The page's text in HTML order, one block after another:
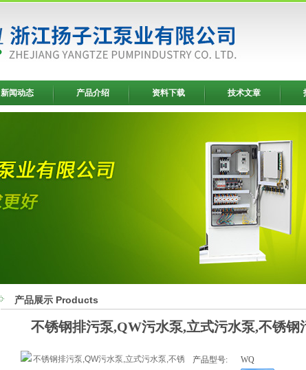
新闻动态 产品介绍 资料下载 技术文章
产品展示 Products
不锈钢排污泵,QW污水泵,立式污水泵,不锈
产品型号:
WQ